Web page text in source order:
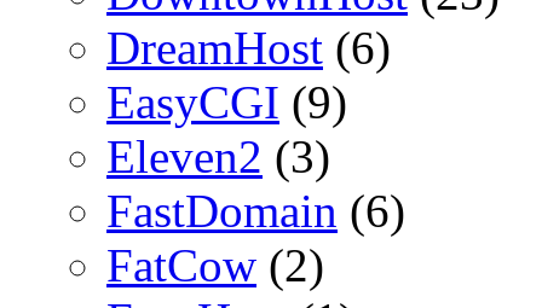
DreamHost (6)
EasyCGI (9)
Eleven2 (3)
FastDomain (6)
FatCow (2)